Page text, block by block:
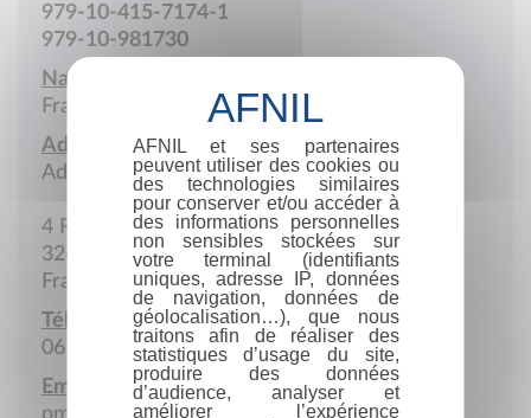
979-10-415-7174-1
979-10-981730
Nationalité :
France
Adresse :
Adresse postale
4 Rue Wolfgang-Amadeus-Mozart
32600 L'Isle-Jourdain
France
Téléphone portable :
06 45 84 30 08
Email :
AFNIL et ses partenaires
peuvent utiliser des cookies ou
des technologies similaires
pour conserver et/ou accéder à
des informations personnelles
non sensibles stockées sur
votre terminal (identifiants
uniques, adresse IP, données
de navigation, données de
géolocalisation…), que nous
traitons afin de réaliser des
statistiques d’usage du site,
produire des données
d’audience, analyser et
améliorer l’expérience